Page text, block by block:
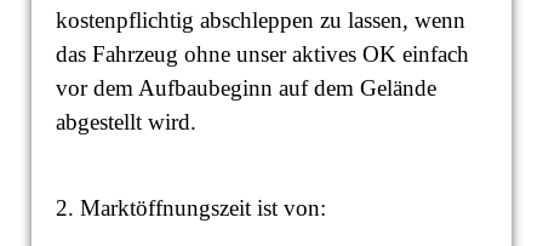
kostenpflichtig abschleppen zu lassen, wenn
das Fahrzeug ohne unser aktives OK einfach
vor dem Aufbaubeginn auf dem Gelände
abgestellt wird.
2. Marktöffnungszeit ist von: